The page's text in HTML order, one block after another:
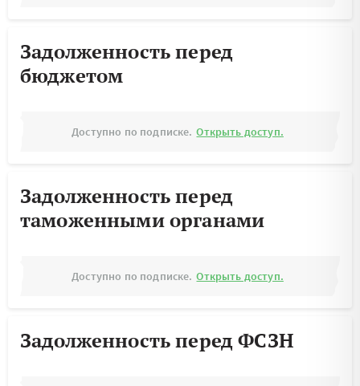
Задолженность перед
бюджетом
Доступно по подписке. Открыть доступ.
Задолженность перед
таможенными органами
Доступно по подписке. Открыть доступ.
Задолженность перед ФСЗН